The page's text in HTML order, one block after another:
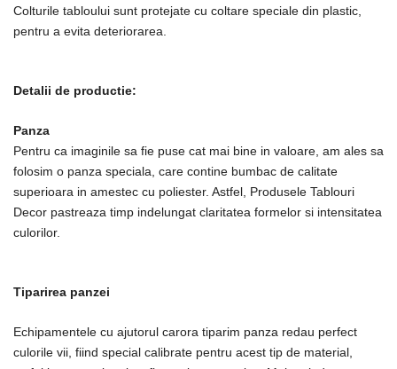
Colturile tabloului sunt protejate cu coltare speciale din plastic,
pentru a evita deteriorarea.
Detalii de productie:
Panza
Pentru ca imaginile sa fie puse cat mai bine in valoare, am ales sa
folosim o panza speciala, care contine bumbac de calitate
superioara in amestec cu poliester. Astfel, Produsele Tablouri
Decor pastreaza timp indelungat claritatea formelor si intensitatea
culorilor.
Tiparirea panzei
Echipamentele cu ajutorul carora tiparim panza redau perfect
culorile vii, fiind special calibrate pentru acest tip de material,